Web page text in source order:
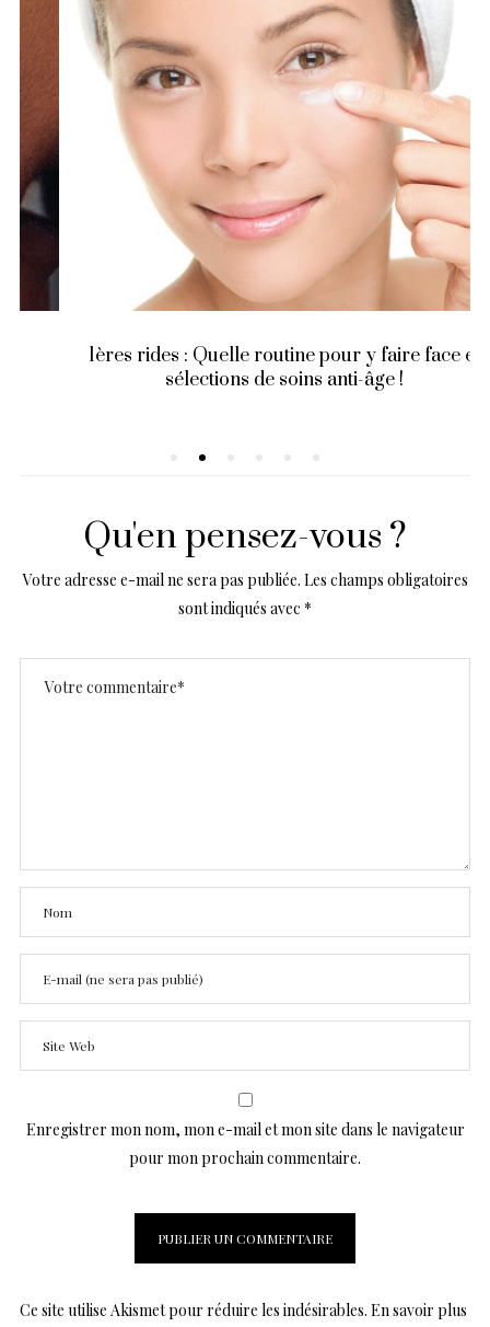
1ères rides : Quelle routine pour y faire face et
sélections de soins anti-âge !
Qu'en pensez-vous ?
Votre adresse e-mail ne sera pas publiée. Les champs obligatoires
sont indiqués avec *
Enregistrer mon nom, mon e-mail et mon site dans le navigateur
pour mon prochain commentaire.
Ce site utilise Akismet pour réduire les indésirables. En savoir plus